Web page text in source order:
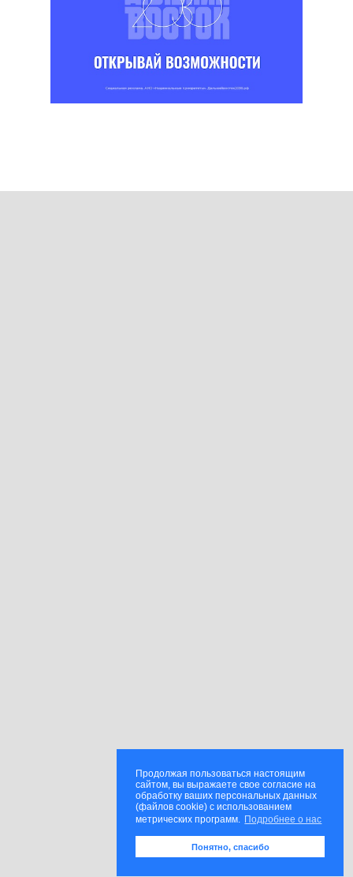
Продолжая пользоваться настоящим
сайтом, вы выражаете свое согласие на
обработку ваших персональных данных
(файлов cookie) с использованием
метрических программ. Подробнее о нас
Понятно, спасибо